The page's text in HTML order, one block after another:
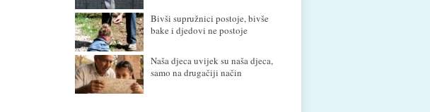
Bivši supružnici postoje, bivše
bake i djedovi ne postoje
Naša djeca uvijek su naša djeca,
samo na drugačiji način